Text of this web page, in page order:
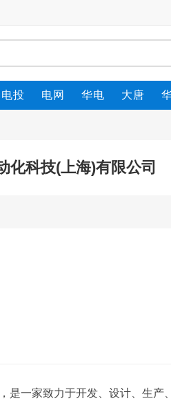
投 电网 华电 大唐
化科技(上海)有限公司
是一家致力于开发、设计、生产